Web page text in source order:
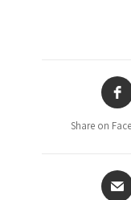
Share on